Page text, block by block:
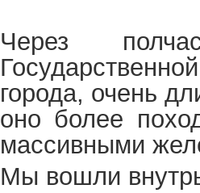
Через
города, очень
оно более
массивными
Мы вошли